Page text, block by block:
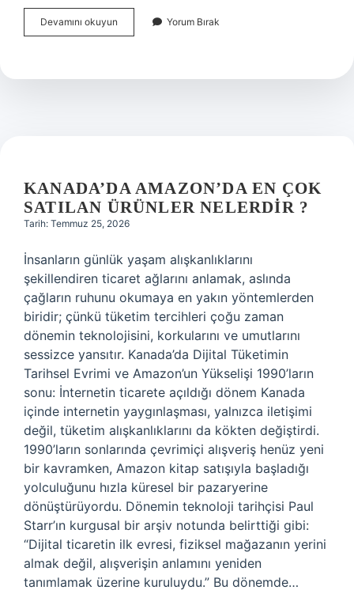
Devamını okuyun Kozmoz
ne
?
Yorum Bırak
KANADA’DA AMAZON’DA EN ÇOK
SATILAN ÜRÜNLER NELERDIR ?
Tarih: Temmuz 25, 2026
İnsanların günlük yaşam alışkanlıklarını
şekillendiren ticaret ağlarını anlamak, aslında
çağların ruhunu okumaya en yakın yöntemlerden
biridir; çünkü tüketim tercihleri çoğu zaman
dönemin teknolojisini, korkularını ve umutlarını
sessizce yansıtır. Kanada’da Dijital Tüketimin
Tarihsel Evrimi ve Amazon’un Yükselişi 1990’ların
sonu: İnternetin ticarete açıldığı dönem Kanada
içinde internetin yaygınlaşması, yalnızca iletişimi
değil, tüketim alışkanlıklarını da kökten değiştirdi.
1990’ların sonlarında çevrimiçi alışveriş henüz yeni
bir kavramken, Amazon kitap satışıyla başladığı
yolculuğunu hızla küresel bir pazaryerine
dönüştürüyordu. Dönemin teknoloji tarihçisi Paul
Starr’ın kurgusal bir arşiv notunda belirttiği gibi:
“Dijital ticaretin ilk evresi, fiziksel mağazanın yerini
almak değil, alışverişin anlamını yeniden
tanımlamak üzerine kuruluydu.” Bu dönemde…